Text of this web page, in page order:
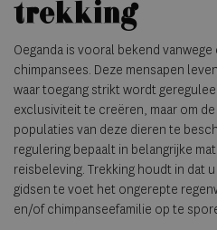
trekking
Oeganda is vooral bekend vanwege
chimpansees. Deze mensapen
waar toegang strikt wordt
exclusiviteit te creëren, maar om
populaties van deze dieren te
regulering bepaalt in belangrijke
reisbeleving. Trekking houdt in dat
gidsen te voet het ongerepte
en/of chimpansee­familie op te